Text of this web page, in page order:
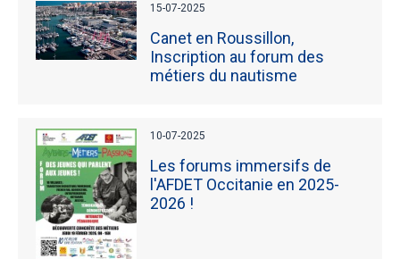
15-07-2025
Canet en Roussillon,
Inscription au forum des
métiers du nautisme
10-07-2025
Les forums immersifs de
l'AFDET Occitanie en 2025-
2026 !